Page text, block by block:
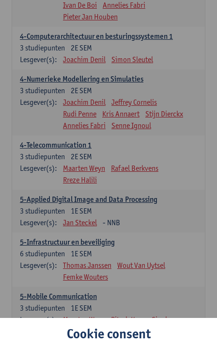
Ivan De Boi
Annelies Fabri
Pieter Jan Houben
4-Computerarchitectuur en besturingssystemen 1
2E SEM
3 studiepunten
Lesgever(s):
Joachim Denil Simon Sleutel
4-Numerieke Modellering en Simulaties
2E SEM
3 studiepunten
Lesgever(s):
Joachim Denil
Jeffrey Cornelis
Rudi Penne
Kris Annaert
Stijn Dierckx
Annelies Fabri
Senne Ignoul
4-Telecommunication 1
2E SEM
3 studiepunten
Lesgever(s):
Maarten Weyn
Rafael Berkvens
Rreze Halili
5-Applied Digital Image and Data Processing
1E SEM
3 studiepunten
Lesgever(s):
Jan Steckel - NNB
5-Infrastructuur en beveiliging
1E SEM
6 studiepunten
Lesgever(s):
Thomas Janssen
Wout Van Uytsel
Femke Wouters
5-Mobile Communication
1E SEM
3 studiepunten
Lesgever(s):
Maarten Weyn Ritesh Kumar Singh
5-Telecommunication 2Cookie consent